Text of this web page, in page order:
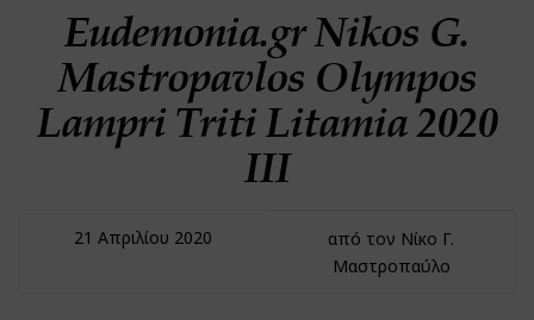
Eudemonia.gr Nikos G.
Mastropavlos Olympos
Lampri Triti Litamia 2020
III
21 Απριλίου 2020
από τον Νίκο Γ.
Μαστροπαύλο